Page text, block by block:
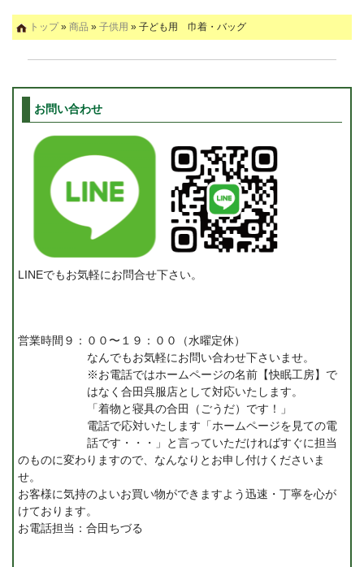
トップ» 商品 » 子供用 » 子ども用 巾着・バッグ
お問い合わせ
LINEでもお気軽にお問合せ下さい。
営業時間９：００〜１９：００（水曜定休）
なんでもお気軽にお問い合わせ下さいませ。
※お電話ではホームページの名前【快眠工房】で
はなく合田呉服店として対応いたします。
「着物と寝具の合田（ごうだ）です！」
電話で応対いたします「ホームページを見ての電
話です・・・」と言っていただければすぐに担当
のものに変わりますので、なんなりとお申し付けくださいま
せ。
お客様に気持のよいお買い物ができますよう迅速・丁寧を心が
けております。
お電話担当：合田ちづる